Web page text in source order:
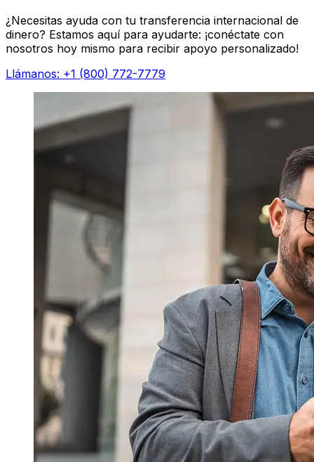
¿Necesitas ayuda con tu transferencia internacional de
dinero? Estamos aquí para ayudarte: ¡conéctate con
nosotros hoy mismo para recibir apoyo personalizado!
Llámanos: +1 (800) 772-7779